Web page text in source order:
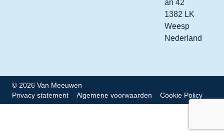
an 42
1382 LK
Weesp
Nederland
© 2026 Van Meeuwen
Privacy statement
Algemene voorwaarden Cookie Policy